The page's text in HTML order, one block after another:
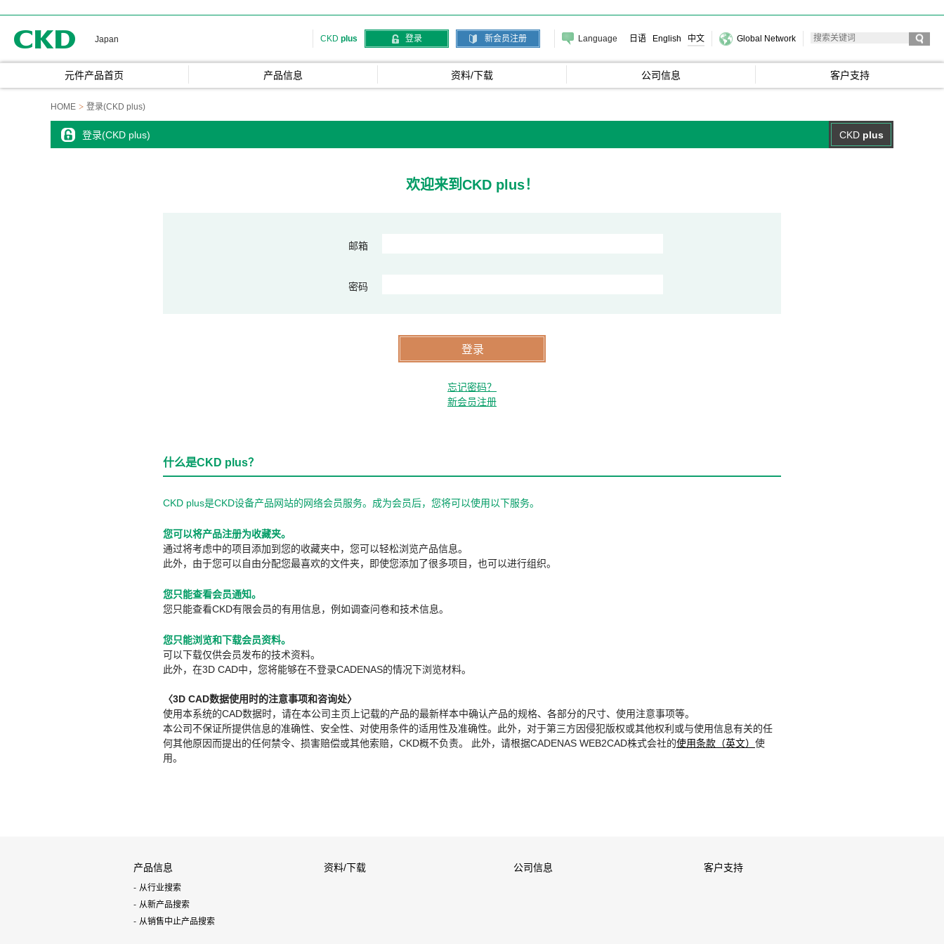
Japan CKD plus 登录 新会员注册 Language 日语 English 中文 Global Network
元件产品首页 产品信息 资料/下载 公司信息 客户支持
HOME 登录(CKD plus)
登录(CKD plus) CKD plus
欢迎来到CKD plus！
邮箱
密码
忘记密码？
新会员注册
什么是CKD plus？
CKD plus是CKD设备产品网站的网络会员服务。成为会员后，您将可以使用以下服务。
您可以将产品注册为收藏夹。
通过将考虑中的项目添加到您的收藏夹中，您可以轻松浏览产品信息。
此外，由于您可以自由分配您最喜欢的文件夹，即使您添加了很多项目，也可以进行组织。
您只能查看会员通知。
您只能查看CKD有限会员的有用信息，例如调查问卷和技术信息。
您只能浏览和下载会员资料。
可以下载仅供会员发布的技术资料。
此外，在3D CAD中，您将能够在不登录CADENAS的情况下浏览材料。
〈3D CAD数据使用时的注意事项和咨询处〉
使用本系统的CAD数据时，请在本公司主页上记载的产品的最新样本中确认产品的规格、各部分的尺寸、使用注意事项等。
本公司不保证所提供信息的准确性、安全性、对使用条件的适用性及准确性。此外，对于第三方因侵犯版权或其他权利或与使用信息有关的任
何其他原因而提出的任何禁令、损害赔偿或其他索赔，CKD概不负责。 此外，请根据CADENAS WEB2CAD株式会社的使用条款（英文） 使
用。
产品信息
从行业搜索
从新产品搜索
从销售中止产品搜索
资料/下载 公司信息 客户支持